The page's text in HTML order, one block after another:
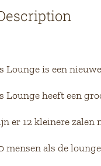
Lounge is een
Lounge heeft een
er 12 kleinere zalen
mensen als de